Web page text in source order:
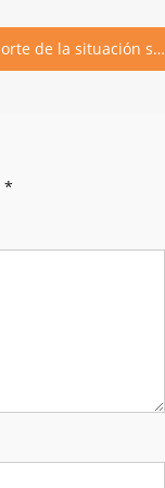
Reporte de la situación sanitaria al 27 de octubre de 2020
*